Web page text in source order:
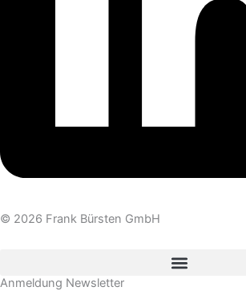
© 2026 Frank Bürsten GmbH
Anmeldung Newsletter